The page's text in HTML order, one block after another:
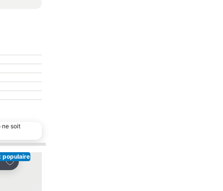
ne soit
populaire
Ajouter à mes favoris